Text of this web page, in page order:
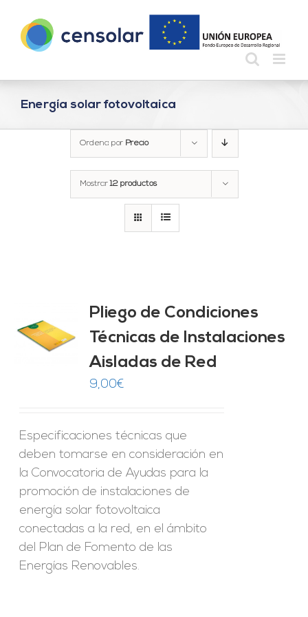
contenido
Energía solar fotovoltaica
Ordena por Precio
Mostrar12 productos
Pliego de Condiciones
Técnicas de Instalaciones
Aisladas de Red
9,00€
Especificaciones técnicas que
deben tomarse en consideración en
la Convocatoria de Ayudas para la
promoción de instalaciones de
energía solar fotovoltaica
conectadas a la red, en el ámbito
del Plan de Fomento de las
Energías Renovables.